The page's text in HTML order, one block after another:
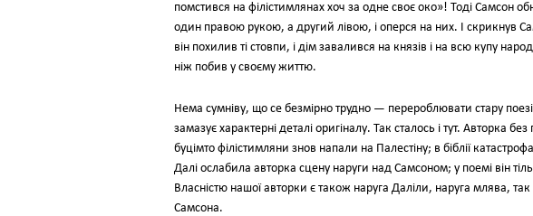
помстився на філістимлянах хоч за одне своє око»! Тоді Самсон
один правою рукою, а другий лівою, і оперся на них. І скрикнув
він похилив ті стовпи, і дім завалився на князів і на всю купу
ніж побив у своєму життю.
Нема сумніву, що се безмірно трудно — перероблювати стару
замазує характерні деталі оригіналу. Так сталось і тут. Авторка
буцімто філістимляни знов напали на Палестіну; в біблії
Далі ослабила авторка сцену наруги над Самсоном; у поемі він
Власністю нашої авторки є також наруга Даліли, наруга млява, так
Самсона.